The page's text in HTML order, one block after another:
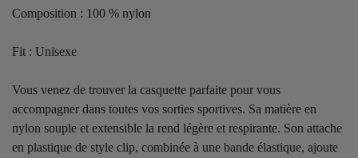
Composition : 100 % nylon
Fit : Unisexe
Vous venez de trouver la casquette parfaite pour vous
accompagner dans toutes vos sorties sportives. Sa matière en
nylon souple et extensible la rend légère et respirante. Son attache
en plastique de style clip, combinée à une bande élastique, ajoute